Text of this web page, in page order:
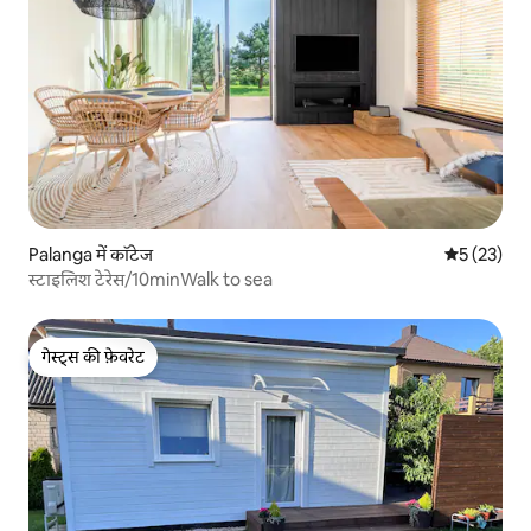
Palanga में कॉटेज औसत रेटिंग
5 (23)
स्टाइलिश टेरेस/10minWalk to sea
गेस्ट्स की फ़ेवरेट
गेस्ट्स की फ़ेवरेट